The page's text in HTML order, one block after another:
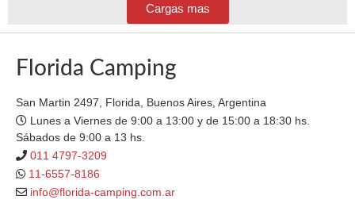
Cargas mas
Florida Camping
San Martin 2497, Florida, Buenos Aires, Argentina
Lunes a Viernes de 9:00 a 13:00 y de 15:00 a 18:30 hs.
Sábados de 9:00 a 13 hs.
011 4797-3209
11-6557-8186
info@florida-camping.com.ar